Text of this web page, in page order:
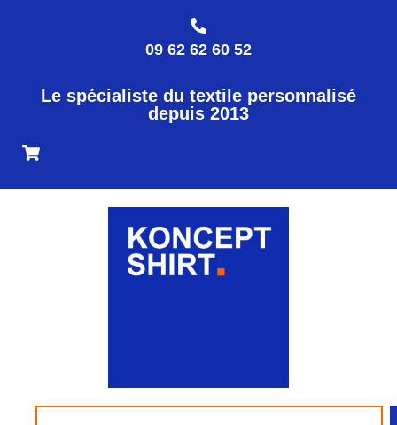
09 62 62 60 52
Le spécialiste du textile personnalisé
depuis 2013